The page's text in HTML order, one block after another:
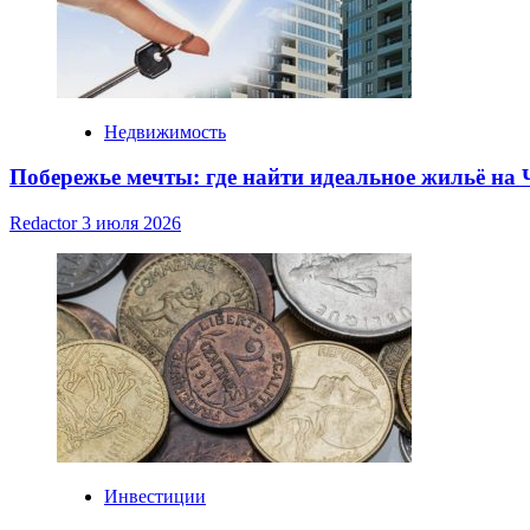
Недвижимость
Побережье мечты: где найти идеальное жильё на
Redactor3 июля 2026
Инвестиции